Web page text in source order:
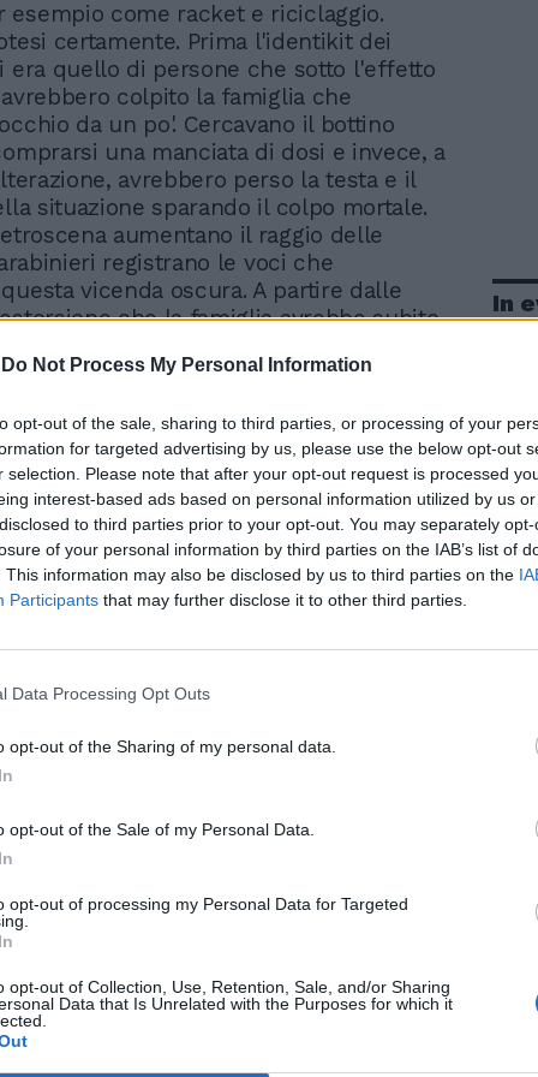
Do Not Process My Personal Information
opt-out of the sale, sharing to third parties, or processing of your
for targeted advertising by us, please use the below opt-out
selection. Please note that after your opt-out request is processed
interest-based ads based on personal information utilized by us
to third parties prior to your opt-out. You may separately
of your personal information by third parties on the IAB’s list of
This information may also be disclosed by us to third parties on the
Participants that may further disclose it to other third parties.
Data Processing Opt Outs
opt-out of the Sharing of my personal data.
opt-out of the Sale of my Personal Data.
opt-out of processing my Personal Data for Targeted
opt-out of Collection, Use, Retention, Sale, and/or Sharing
Data that Is Unrelated with the Purposes for which it
esempio come racket e riciclaggio.
certamente. Prima l'identikit dei
era quello di persone che sotto l'effetto
colpito la famiglia che
da un po'. Cercavano il bottino
una manciata di dosi e invece, a
avrebbero perso la testa e il
situazione sparando il colpo mortale.
aumentano il raggio delle
registrano le voci che
vicenda oscura. A partire dalle
che la famiglia avrebbe subito.
come gestore del bar in via Tempesta. Lo
il presidente onorario dell'associazione
Wong, riferendo di telefonate
ad alcuni suoi connazionali commercianti
«Pagate il pizzo oppure farete la fine
I militari stanno coi piedi per terra ma
piste investigative. L'altra è quella di
giro di soldi nella "banca" dell'uomo: è
per denaro che non è mai arrivato a
In
Trump, Meloni e la strategia